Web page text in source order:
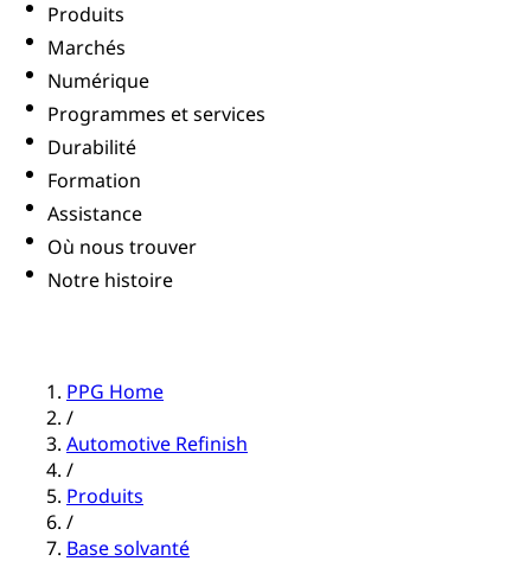
Produits
Marchés
Numérique
Programmes et services
Durabilité
Formation
Assistance
Où nous trouver
Notre histoire
PPG Home
/
Automotive Refinish
/
Produits
/
Base solvanté